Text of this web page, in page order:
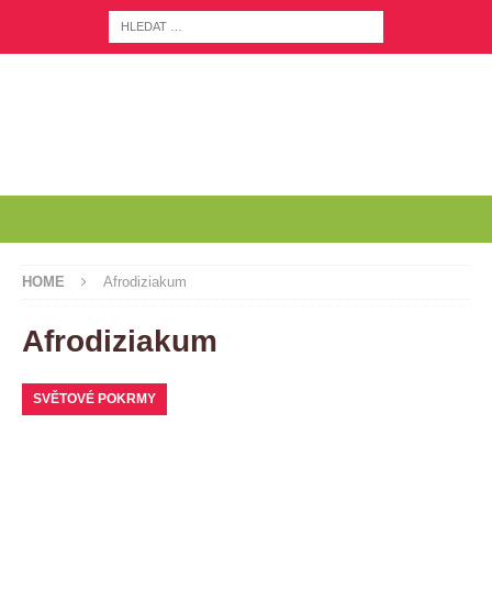
HOME Afrodiziakum
Afrodiziakum
SVĚTOVÉ POKRMY